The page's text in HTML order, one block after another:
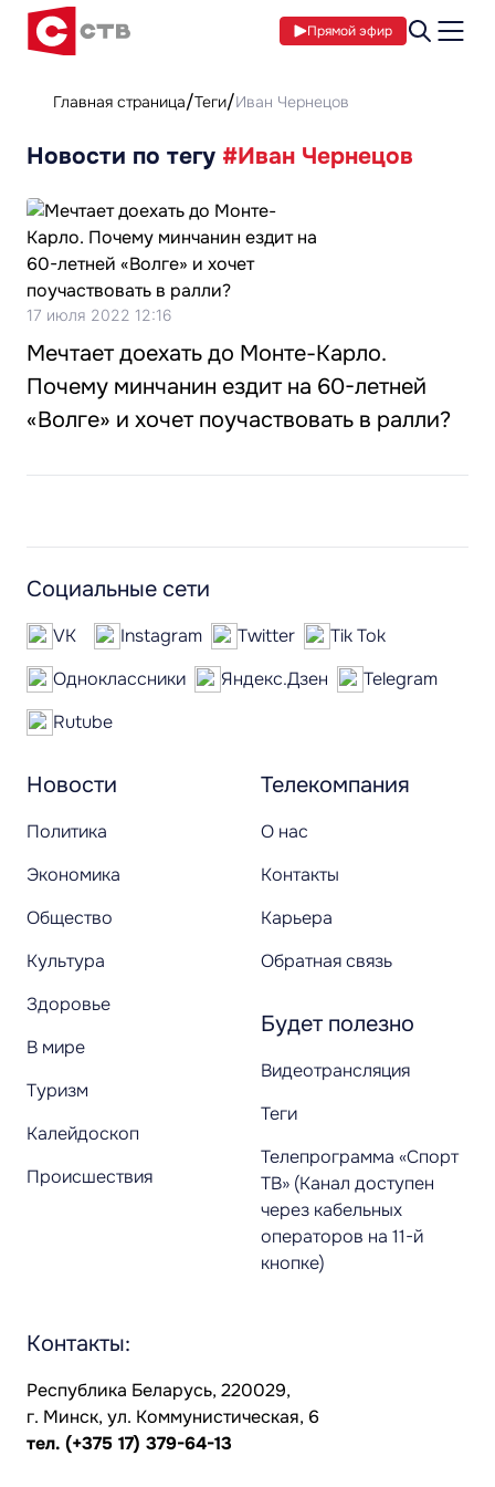
Прямой эфир
Главная страница Теги Иван Чернецов
Новости по тегу #Иван Чернецов
17 июля 2022 12:16
Мечтает доехать до Монте-Карло.
Почему минчанин ездит на 60-летней
«Волге» и хочет поучаствовать в ралли?
Новости
Политика
Экономика
Общество
Культура
Здоровье
В мире
Туризм
Калейдоскоп
Происшествия
Телекомпания
О нас
Контакты
Карьера
Обратная связь
Будет полезно
Видеотрансляция
Теги
Телепрограмма «Спорт
ТВ» (Канал доступен
через кабельных
операторов на 11-й
кнопке)
Социальные сети
VK Instagram Twitter
Tik Tok
Одноклассники
Яндекс.Дзен
Telegram
Rutube
Контакты:
Республика Беларусь, 220029,
г. Минск, ул. Коммунистическая, 6
тел. (+375 17) 379-64-13